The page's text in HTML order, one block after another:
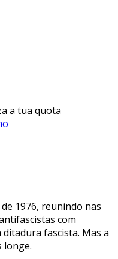
a tua quota
1976, reunindo nas
com
fascista. Mas a
longe.